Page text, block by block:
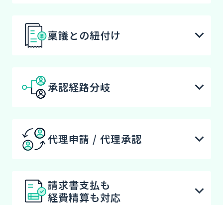
稟議との紐付け
承認経路分岐
代理申請 / 代理承認
請求書支払も
経費精算も対応